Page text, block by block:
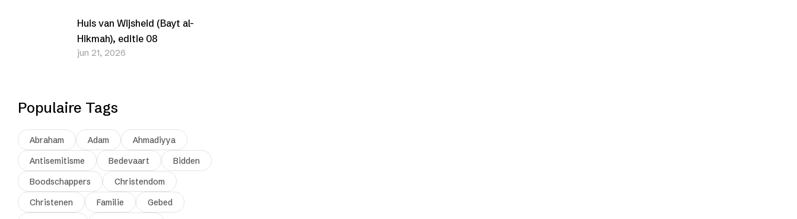
Huis van Wijsheid (Bayt al-
Hikmah), editie 08
jun 21, 2026
Populaire Tags
Abraham Adam
Ahmadiyya
Antisemitisme
Bedevaart
Bidden
Boodschappers
Christendom
Christenen
Familie
Gebed